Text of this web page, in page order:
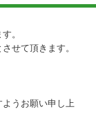
。
せて頂きます。
うお願い申し上